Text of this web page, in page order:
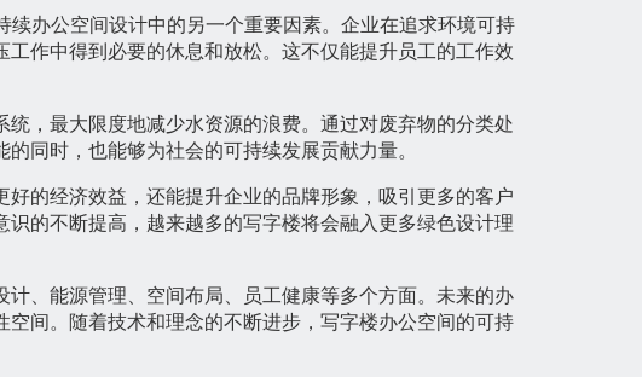
续办公空间设计中的另一个重要因素。企业在追求环境可持
作中得到必要的休息和放松。这不仅能提升员工的工作效
，最大限度地减少水资源的浪费。通过对废弃物的分类处
同时，也能够为社会的可持续发展贡献力量。
的经济效益，还能提升企业的品牌形象，吸引更多的客户
的不断提高，越来越多的写字楼将会融入更多绿色设计理
、能源管理、空间布局、员工健康等多个方面。未来的办
间。随着技术和理念的不断进步，写字楼办公空间的可持